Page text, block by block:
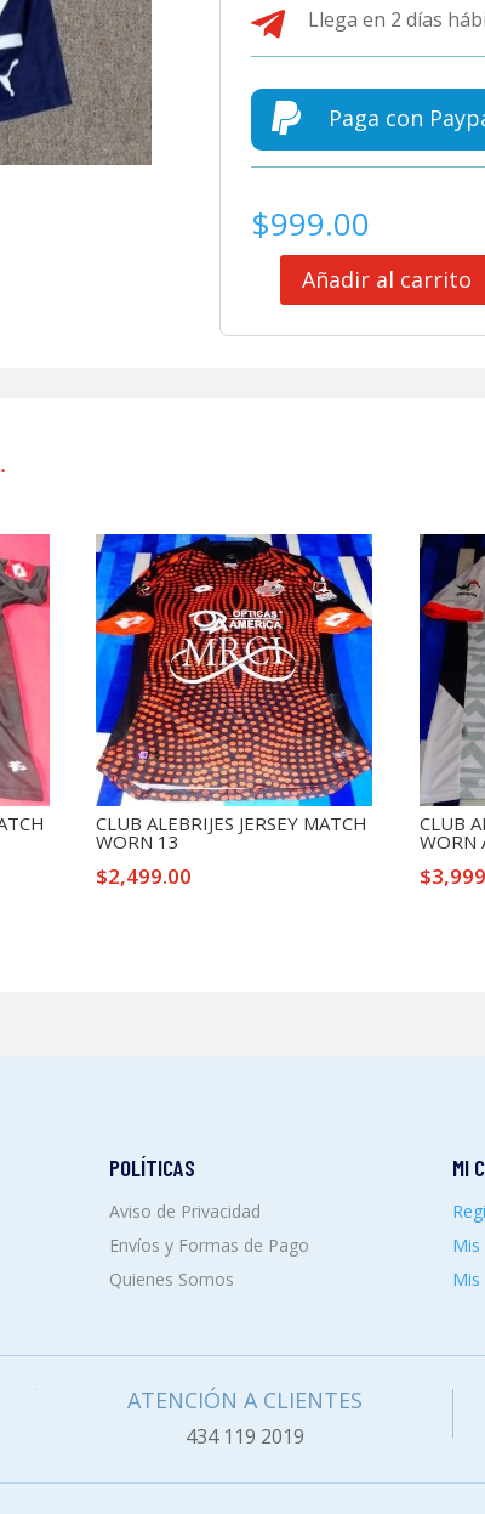
 Llega en 2 días
 Paga con
$999.00
Añadir al carrito
CLUB ALEBRIJES JERSEY MATCH
WORN 13
$2,499.00
CLUB
WORN
$
POLÍTICAS
Aviso de Privacidad
Envíos y Formas de Pago
Quienes Somos
MI
Mis
Mis
ATENCIÓN A CLIENTES
434 119 2019